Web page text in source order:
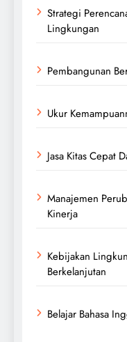
Strategi
Lingkungan
Pembangunan
Ukur
Jasa Kitas Cepat
Manajemen
Kinerja
Kebijakan
Berkelanjutan
Belajar Bahasa